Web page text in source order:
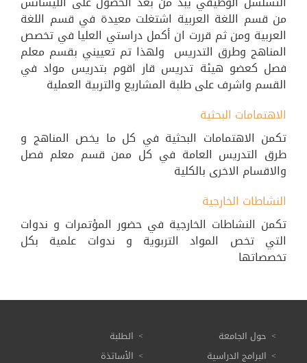
من قسم اللغة العربية اشتغلت معيدة في قسم اللغة
العربية ومن ثم قررت ان أكمل دراستي العليا في تخصص
المناهج وطرق التدريس ولهذا تم تعييني بقسم معلم
فصل كعضو هيئة تدريس قار اقوم بتدريس مواد في
القسم واشرف على طلبة المشاريع والتربية العملية
الاهتمامات البحثية
تكمن الاهتمامات البحثية في كل ما يخص المناهج و
طرق التدريس العامة في كل ممن قسم معلم فصل
والاقسام الاخرى بالكلية
النشاطات الخارجية
تكمن النشاطات الخارجية في حضور المؤتمرات و ندوات
التي تخص المواد التربوية و ندوات علمية بكل
تخصصاتها
حول الجامعة
البرامج الدراسية
الطلبة
الأساتذة